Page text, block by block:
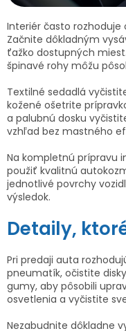
Interiér často
Začnite dôkladným
ťažko dostupných
špinavé rohy môžu
Textilné sedadlá
kožené ošetrite
a palubnú dosku
vzhľad bez mastného
Na kompletnú prípravu
použiť kvalitnú
jednotlivé povrchy
výsledok.
Detaily,
Pri predaji auta
pneumatík, očistite
gumy, aby pôsobili
osvetlenia a vyčistite
Nezabudnite dôkladne